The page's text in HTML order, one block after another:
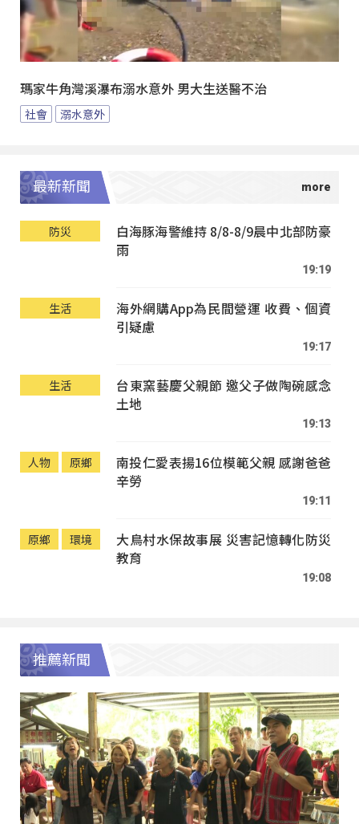
瑪家牛角灣溪瀑布溺水意外 男大生送醫不治
社會 溺水意外
最新新聞
防災
白海豚海警維持 8/8-8/9晨中北部防豪
雨
19:19
生活
海外網購App為民間營運 收費、個資
引疑慮
19:17
生活
台東窯藝慶父親節 邀父子做陶碗感念
土地
19:13
人物 原鄉
南投仁愛表揚16位模範父親 感謝爸爸
辛勞
19:11
原鄉 環境
大鳥村水保故事展 災害記憶轉化防災
教育
19:08
推薦新聞